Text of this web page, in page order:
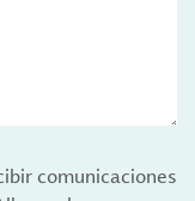
comunicaciones